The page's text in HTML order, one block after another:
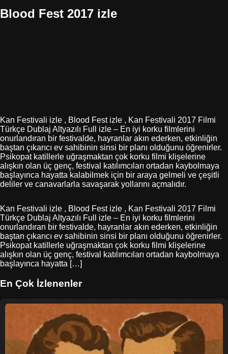
Blood Fest 2017 izle
Kan Festivali izle , Blood Fest izle , Kan Festivali 2017 Filmi
Türkçe Dublaj Altyazılı Full izle – En iyi korku filmlerini
onurlandıran bir festivalde, hayranlar akın ederken, etkinliğin
baştan çıkarıcı ev sahibinin sinsi bir planı olduğunu öğrenirler.
Psikopat katillerle uğraşmaktan çok korku filmi klişelerine
alışkın olan üç genç, festival katılımcıları ortadan kaybolmaya
başlayınca hayatta kalabilmek için bir araya gelmeli ve çeşitli
deliler ve canavarlarla savaşarak yollarını açmalıdır.
Kan Festivali izle , Blood Fest izle , Kan Festivali 2017 Filmi
Türkçe Dublaj Altyazılı Full izle – En iyi korku filmlerini
onurlandıran bir festivalde, hayranlar akın ederken, etkinliğin
baştan çıkarıcı ev sahibinin sinsi bir planı olduğunu öğrenirler.
Psikopat katillerle uğraşmaktan çok korku filmi klişelerine
alışkın olan üç genç, festival katılımcıları ortadan kaybolmaya
başlayınca hayatta […]
En Çok İzlenenler